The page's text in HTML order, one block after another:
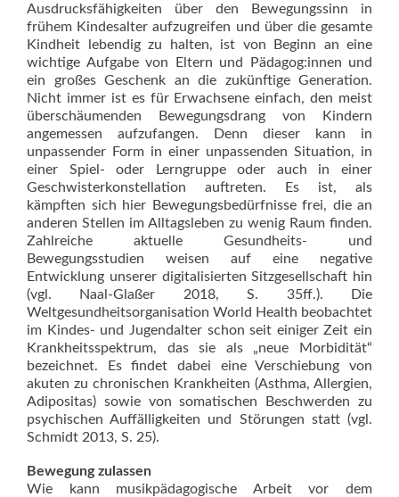
Ausdrucksfähigkeiten über den Bewegungssinn in
frühem Kindesalter aufzugreifen und über die gesamte
Kindheit lebendig zu halten, ist von Beginn an eine
wichtige Aufgabe von Eltern und Pädagog:innen und
ein großes Geschenk an die zukünftige Generation.
Nicht immer ist es für Erwachsene einfach, den meist
überschäumenden Bewegungsdrang von Kindern
angemessen aufzufangen. Denn dieser kann in
unpassender Form in einer unpassenden Situation, in
einer Spiel- oder Lerngruppe oder auch in einer
Geschwisterkonstellation auftreten. Es ist, als
kämpften sich hier Bewegungsbedürfnisse frei, die an
anderen Stellen im Alltagsleben zu wenig Raum finden.
Zahlreiche aktuelle Gesundheits- und
Bewegungsstudien weisen auf eine negative
Entwicklung unserer digitalisierten Sitzgesellschaft hin
(vgl. Naal-Glaßer 2018, S. 35ff.). Die
Weltgesundheitsorganisation World Health beobachtet
im Kindes- und Jugendalter schon seit einiger Zeit ein
Krankheitsspektrum, das sie als „neue Morbidität“
bezeichnet. Es findet dabei eine Verschiebung von
akuten zu chronischen Krankheiten (Asthma, Allergien,
Adipositas) sowie von somatischen Beschwerden zu
psychischen Auffälligkeiten und Störungen statt (vgl.
Schmidt 2013, S. 25).
Bewegung zulassen
Wie kann musikpädagogische Arbeit vor dem